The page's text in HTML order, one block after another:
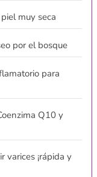
muy seca
por el bosque
para
Q10 y
varices ¡rápida y